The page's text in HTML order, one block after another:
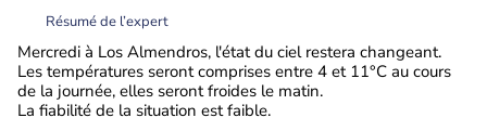
Résumé de l’expert
Mercredi à Los Almendros, l'état du ciel restera changeant.
Les températures seront comprises entre 4 et 11°C au cours
de la journée, elles seront froides le matin.
La fiabilité de la situation est faible.